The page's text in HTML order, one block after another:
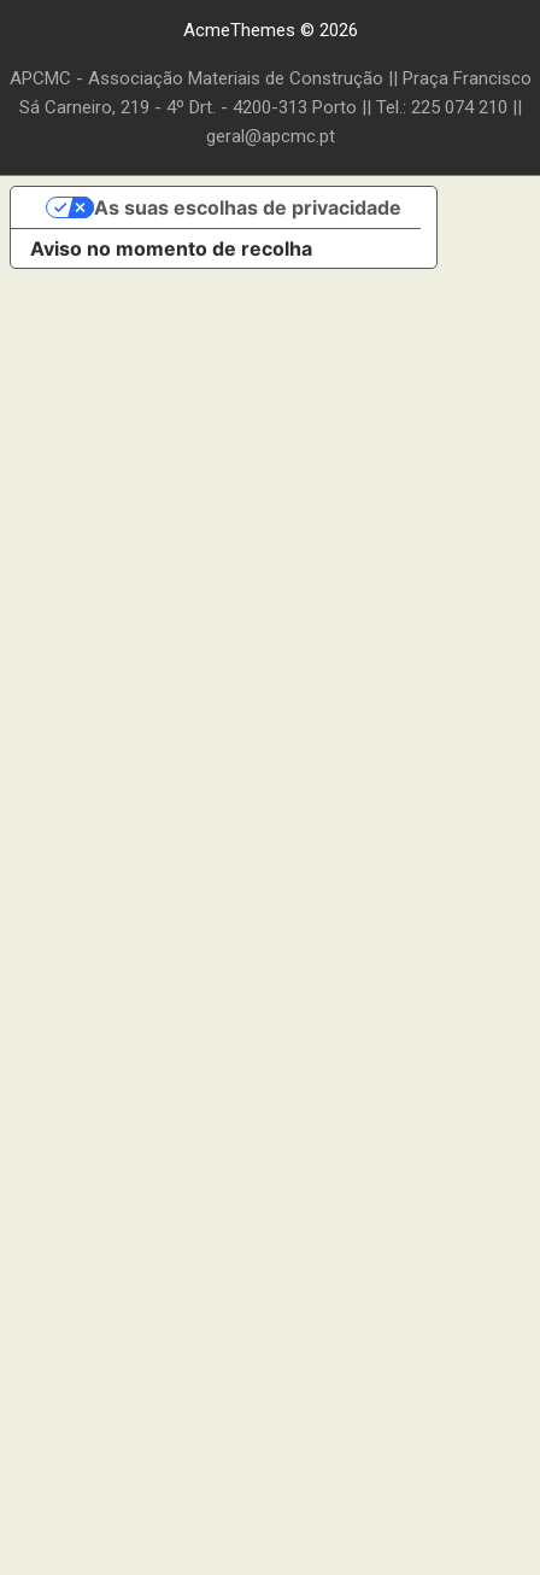
AcmeThemes © 2026
APCMC - Associação Materiais de Construção || Praça Francisco
Sá Carneiro, 219 - 4º Drt. - 4200-313 Porto || Tel.: 225 074 210 ||
geral@apcmc.pt
Aviso no momento de recolha
As suas escolhas de privacidade